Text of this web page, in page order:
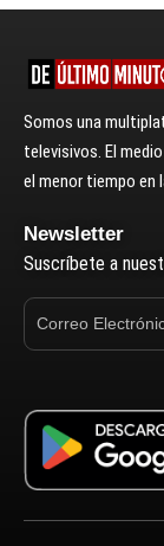
Somos una
televisivos. El
el menor tiempo en
Newsletter
Suscríbete a